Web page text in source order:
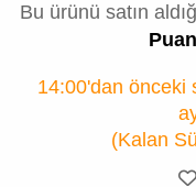
Bu ürünü satın
Puan
14:00'dan önceki
(Kalan